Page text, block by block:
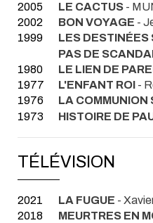
2005
LE CACTUS -
2002
BON VOYAGE -
1999
LES
PAS DE
1980
LE LIEN DE
1977
L'ENFANT ROI -
1976
LA
1973
HISTOIRE DE
TÉLÉVISION
2021 LA FUGUE -
2018
MEURTRES EN